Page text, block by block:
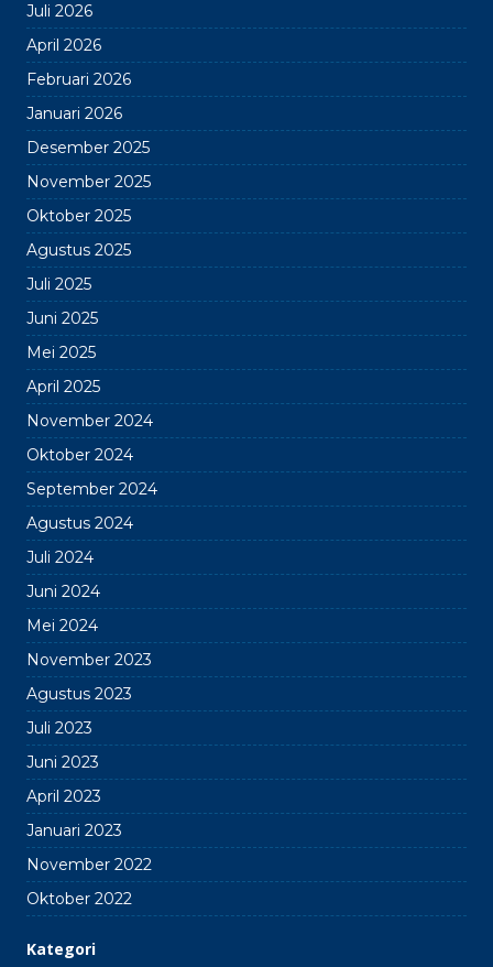
Juli 2026
April 2026
Februari 2026
Januari 2026
Desember 2025
November 2025
Oktober 2025
Agustus 2025
Juli 2025
Juni 2025
Mei 2025
April 2025
November 2024
Oktober 2024
September 2024
Agustus 2024
Juli 2024
Juni 2024
Mei 2024
November 2023
Agustus 2023
Juli 2023
Juni 2023
April 2023
Januari 2023
November 2022
Oktober 2022
Kategori